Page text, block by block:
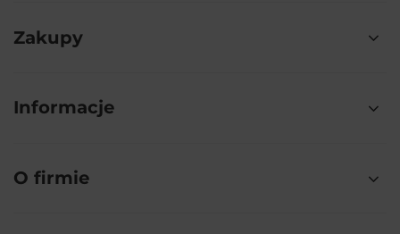
Zakupy
Informacje
O firmie